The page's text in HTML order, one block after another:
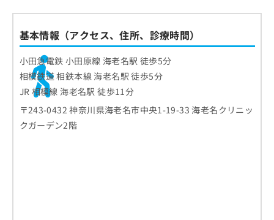
基本情報（アクセス、住所、診療時間）
小田急電鉄 小田原線 海老名駅 徒歩5分
相模鉄道 相鉄本線 海老名駅 徒歩5分
JR 相模線 海老名駅 徒歩11分
〒243-0432 神奈川県海老名市中央1-19-33 海老名クリニッ
クガーデン2階